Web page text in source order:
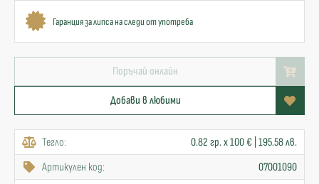
Гаранция за липса на следи от употреба
Поръчай онлайн
Добави в любими
Тегло:
0.82 гр. x 100 € | 195.58 лв.
Артикулен код:
07001090